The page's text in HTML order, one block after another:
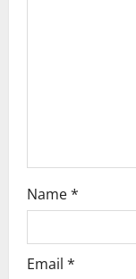
Name*
Email *